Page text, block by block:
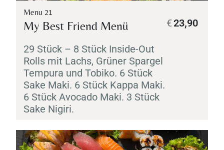
Menu 21
My Best Friend Menü
29 Stück – 8 Stück Inside-Out
Rolls mit Lachs, Grüner Spargel
Tempura und Tobiko. 6 Stück
Sake Maki. 6 Stück Kappa Maki.
6 Stück Avocado Maki. 3 Stück
Sake Nigiri.
23,90
€